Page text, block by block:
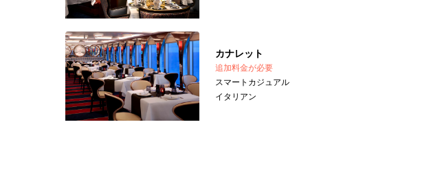
カナレット
追加料金が必要
スマートカジュアル
イタリアン